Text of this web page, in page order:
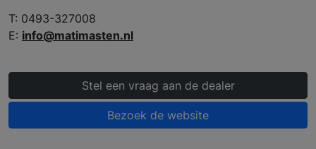
T: 0493-327008
E: info@matimasten.nl
Stel een vraag aan de dealer
Bezoek de website